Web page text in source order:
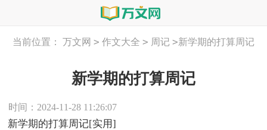
当前位置： 万文网 > 作文大全 > 周记 >新学期的打算周记
新学期的打算周记
时间：2024-11-28 11:26:07
新学期的打算周记[实用]